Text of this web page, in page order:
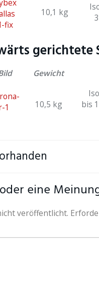
10,1 kg
gerichtete
Gewicht
10,5 kg
bis
eine
veröffentlicht.